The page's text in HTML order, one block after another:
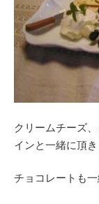
クリームチーズ
インと一緒に頂き
チョコレートも一